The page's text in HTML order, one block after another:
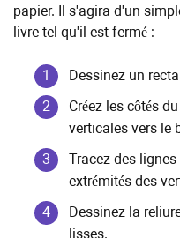
papier. Il s'agira d'un
livre tel qu'il est fermé :
Dessinez un
Créez les côtés
verticales vers le
Tracez des
extrémités des
Dessinez la
lisses.